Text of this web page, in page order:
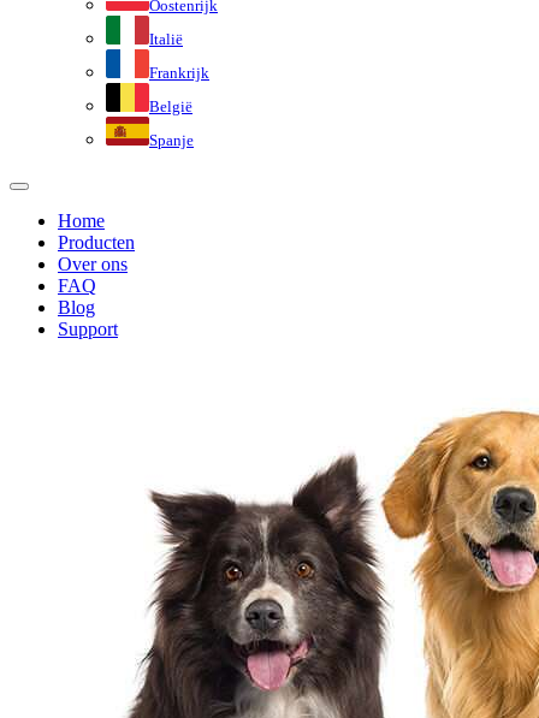
Oostenrijk
Italië
Frankrijk
België
Spanje
Home
Producten
Over ons
FAQ
Blog
Support